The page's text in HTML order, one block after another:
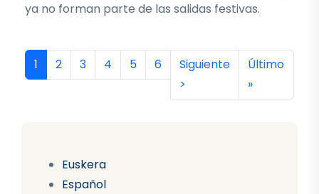
Euskera
Español
ya no forman parte de las salidas festivas.
Paginación
Página actual
1 Página
2 Página
3 Página
4 Página
5 Página
6 Siguiente página
Siguiente
>
Última
Último
»